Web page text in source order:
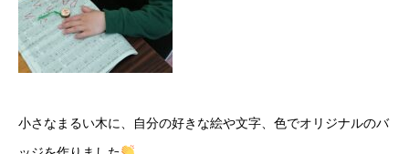
小さなまるい木に、自分の好きな絵や文字、色でオリジナルのバ